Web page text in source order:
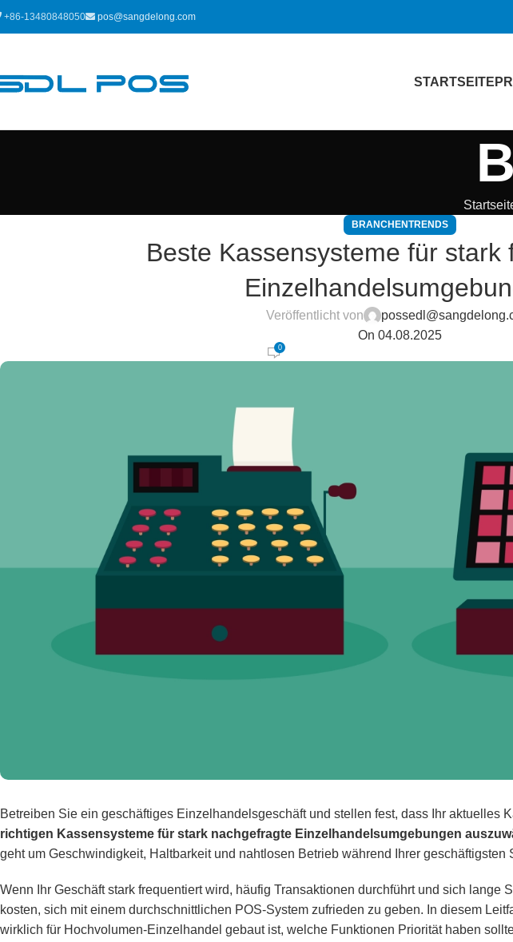
+86-13480848050 pos@sangdelong.com
STARTSEITE
BRANCHENTRENDS
Beste Kassensysteme für stark
Veröffentlicht von
On 04.08.2025
0
Betreiben Sie ein geschäftiges Einzelhandelsgeschäft und stellen fest, dass Ihr aktuelles
richtigen Kassensysteme für stark nachgefragte Einzelhandelsumgebungen
geht um Geschwindigkeit, Haltbarkeit und nahtlosen Betrieb während Ihrer geschäftigsten
Wenn Ihr Geschäft stark frequentiert wird, häufig Transaktionen durchführt und sich lange
kosten, sich mit einem durchschnittlichen POS-System zufrieden zu geben. In diesem
wirklich für Hochvolumen-Einzelhandel gebaut ist, welche Funktionen Priorität haben